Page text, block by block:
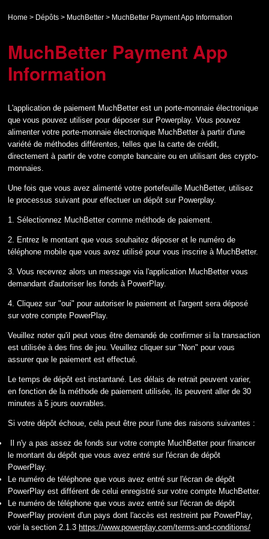
Home > Dépôts > MuchBetter > MuchBetter Payment App Information
MuchBetter Payment App
Information
L'application de paiement MuchBetter est un porte-monnaie électronique
que vous pouvez utiliser pour déposer sur Powerplay. Vous pouvez
alimenter votre porte-monnaie électronique MuchBetter à partir d'une
variété de méthodes différentes, telles que la carte de crédit,
directement à partir de votre compte bancaire ou en utilisant des crypto-
monnaies.
Une fois que vous avez alimenté votre portefeuille MuchBetter, utilisez
le processus suivant pour effectuer un dépôt sur Powerplay.
1. Sélectionnez MuchBetter comme méthode de paiement.
2. Entrez le montant que vous souhaitez déposer et le numéro de
téléphone mobile que vous avez utilisé pour vous inscrire à MuchBetter.
3. Vous recevrez alors un message via l'application MuchBetter vous
demandant d'autoriser les fonds à PowerPlay.
4. Cliquez sur "oui" pour autoriser le paiement et l'argent sera déposé
sur votre compte PowerPlay.
Veuillez noter qu'il peut vous être demandé de confirmer si la transaction
est utilisée à des fins de jeu. Veuillez cliquer sur "Non" pour vous
assurer que le paiement est effectué.
Le temps de dépôt est instantané. Les délais de retrait peuvent varier,
en fonction de la méthode de paiement utilisée, ils peuvent aller de 30
minutes à 5 jours ouvrables.
Si votre dépôt échoue, cela peut être pour l'une des raisons suivantes :
Il n'y a pas assez de fonds sur votre compte MuchBetter pour financer
le montant du dépôt que vous avez entré sur l'écran de dépôt
PowerPlay.
Le numéro de téléphone que vous avez entré sur l'écran de dépôt
PowerPlay est différent de celui enregistré sur votre compte MuchBetter.
Le numéro de téléphone que vous avez entré sur l'écran de dépôt
PowerPlay provient d'un pays dont l'accès est restreint par PowerPlay,
voir la section 2.1.3 https://www.powerplay.com/terms-and-conditions/